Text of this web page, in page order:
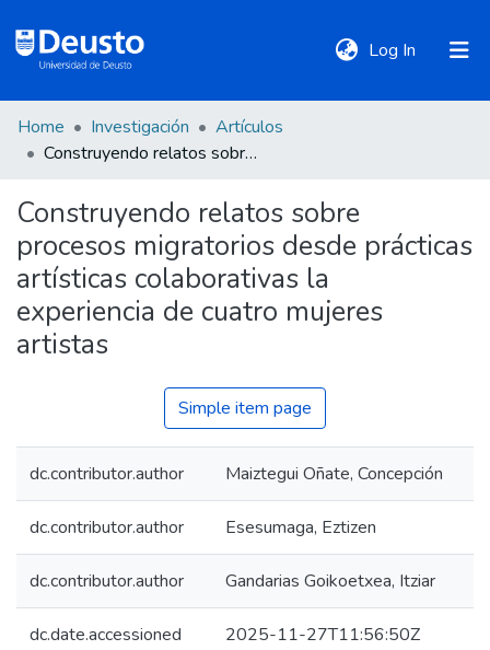
Log In (current)
DeustoTeka
Communities
&
Collections
All of DSpace
Policies
Home Investigación
Artículos
Construyendo relatos sobre procesos migratorios desde prácticas artísticas colaborativas la experiencia de cuatro mujeres artistas
Construyendo relatos sobre
procesos migratorios desde prácticas
artísticas colaborativas la
experiencia de cuatro mujeres
artistas
Simple item page
dc.contributor.author Maiztegui Oñate, Concepción
dc.contributor.author Esesumaga, Eztizen
dc.contributor.author Gandarias Goikoetxea, Itziar
dc.date.accessioned 2025-11-27T11:56:50Z